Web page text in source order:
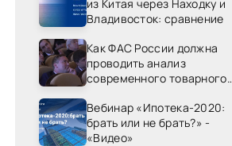
из Китая через Находку и
Владивосток: сравнение
Как ФАС России должна
проводить анализ
современного товарного
России»
Вебинар «Ипотека-2020:
брать или не брать?» -
«Видео»